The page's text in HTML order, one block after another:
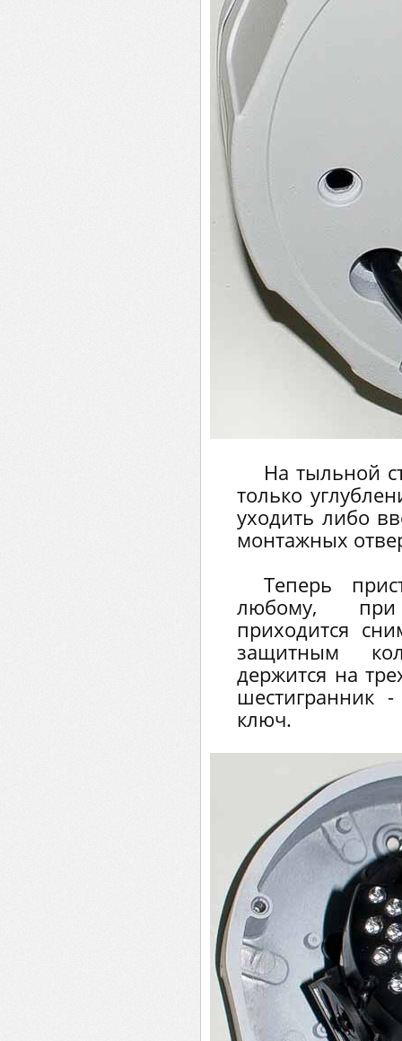
На тыльной
только
уходить либо
монтажных
Теперь
любому,
приходится
защитным
держится на
шестигранник
ключ.